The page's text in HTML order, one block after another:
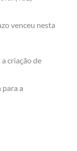
venceu nesta
criação de
a